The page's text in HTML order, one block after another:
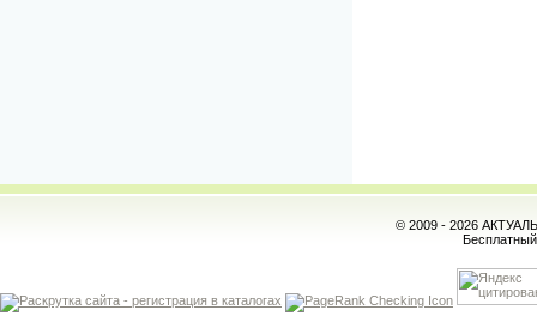
© 2009 - 2026